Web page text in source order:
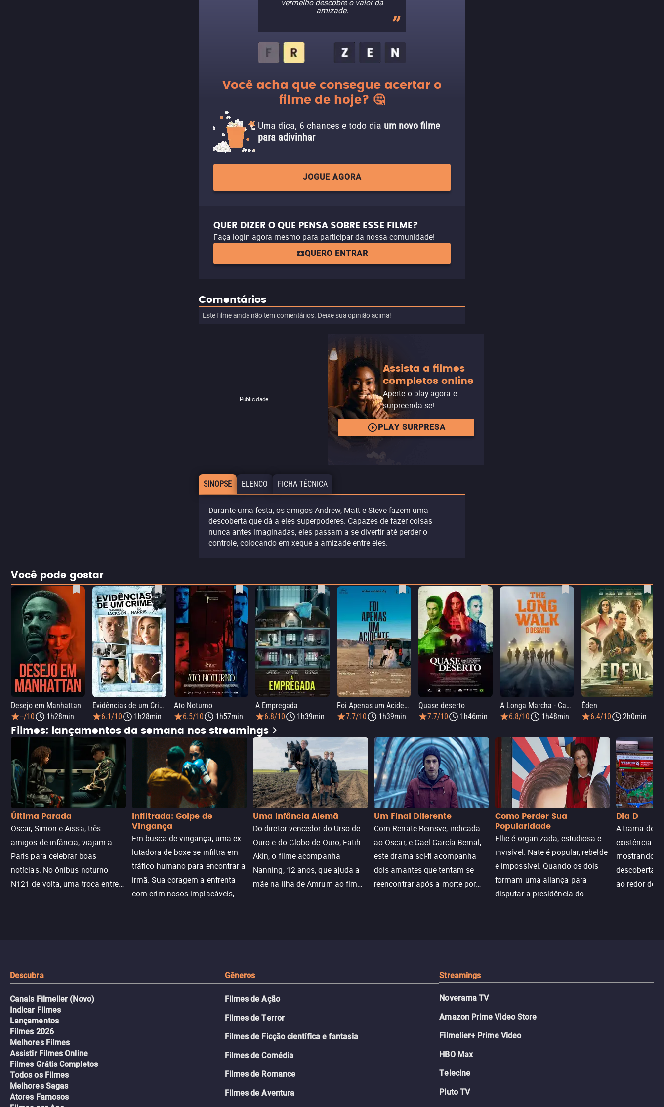
vermelho descobre o valor da
amizade.
Você acha que consegue acertar o
filme de hoje? 🤔
Uma dica, 6 chances e todo dia um novo filme
para adivinhar
JOGUE AGORA
QUER DIZER O QUE PENSA SOBRE ESSE FILME?
Faça login agora mesmo para participar da nossa comunidade!
QUERO ENTRAR
Comentários
Este filme ainda não tem comentários. Deixe sua opinião acima!
Publicidade
Assista a filmes
completos online
Aperte o play agora e
surpreenda-se!
PLAY SURPRESA
SINOPSE ELENCO FICHA TÉCNICA
Durante uma festa, os amigos Andrew, Matt e Steve fazem uma
descoberta que dá a eles superpoderes. Capazes de fazer coisas
nunca antes imaginadas, eles passam a se divertir até perder o
controle, colocando em xeque a amizade entre eles.
Você pode gostar
Desejo em Manhattan
--/10
1h28min
Evidências de um Crime
6.1/10
1h28min
Ato Noturno
6.5/10
1h57min
A Empregada
6.8/10
1h39min
Foi Apenas um Acidente
7.7/10
1h39min
Quase deserto
7.7/10
1h46min
A Longa Marcha - Caminhe ou Morra
6.8/10
1h48min
Éden
6.4/10
2h0min
Filmes: lançamentos da semana nos streamings
Última Parada
Oscar, Simon e Aïssa, três
amigos de infância, viajam a
Paris para celebrar boas
notícias. No ônibus noturno
N121 de volta, uma troca entre
Infiltrada: Golpe de
Vingança
Em busca de vingança, uma ex-
lutadora de boxe se infiltra em
tráfico humano para encontrar a
irmã. Sua coragem a enfrenta
com criminosos implacáveis,
Uma Infância Alemã
Do diretor vencedor do Urso de
Ouro e do Globo de Ouro, Fatih
Akin, o filme acompanha
Nanning, 12 anos, que ajuda a
mãe na ilha de Amrum ao fim
Um Final Diferente
Com Renate Reinsve, indicada
ao Oscar, e Gael García Bernal,
este drama sci-fi acompanha
dois amantes que tentam se
reencontrar após a morte por
Como Perder Sua
Popularidade
Ellie é organizada, estudiosa e
invisível. Nate é popular, rebelde
e impossível. Quando os dois
formam uma aliança para
disputar a presidência do
Dia D
A trama de
existência
mostrando
descoberta
ao redor do
Descubra
Canais Filmelier (Novo)
Indicar Filmes
Lançamentos
Filmes 2026
Melhores Filmes
Assistir Filmes Online
Filmes Grátis Completos
Todos os Filmes
Melhores Sagas
Atores Famosos
Gêneros
Filmes de Ação
Filmes de Terror
Filmes de Ficção científica e fantasia
Filmes de Comédia
Filmes de Romance
Filmes de Aventura
Streamings
Noverama TV
Amazon Prime Video Store
Filmelier+ Prime Video
HBO Max
Telecine
Pluto TV